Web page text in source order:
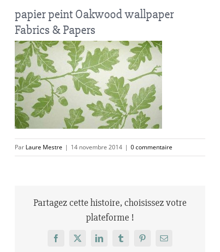
papier peint Oakwood wallpaper
Fabrics & Papers
Par Laure Mestre | 14 novembre 2014 | 0 commentaire
Partagez cette histoire, choisissez votre
plateforme !
Facebook
X LinkedInTumblrPinterestEmail